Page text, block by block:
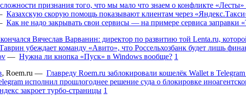
признания того, что мы мало что знаем о конфликте
Казахскую скорую помощь показывают клиентам через
Как не надо закрывать свои сервисы — на примере сервиса заправки
Вячеслав Варванин: директор по развитию той Lenta.ru,
убеждает команду «Авито», что Россельхозбанк будет лишь
— Нужна ли кнопка «Пуск» в Windows вообще? 1
, Roem.ru — Главреду Roem.ru заблокировали кошелёк Wallet в
исполнил прошлогоднее решение суда о блокировке
закроет турбо-страницы 1